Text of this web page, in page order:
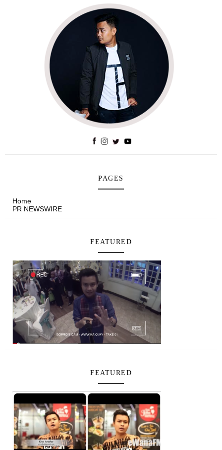
PAGES
Home
PR NEWSWIRE
FEATURED
FEATURED